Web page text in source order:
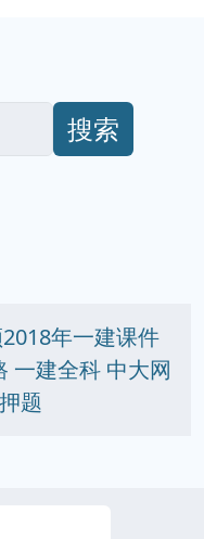
搜索
年一建课件
一建全科 中大网
题